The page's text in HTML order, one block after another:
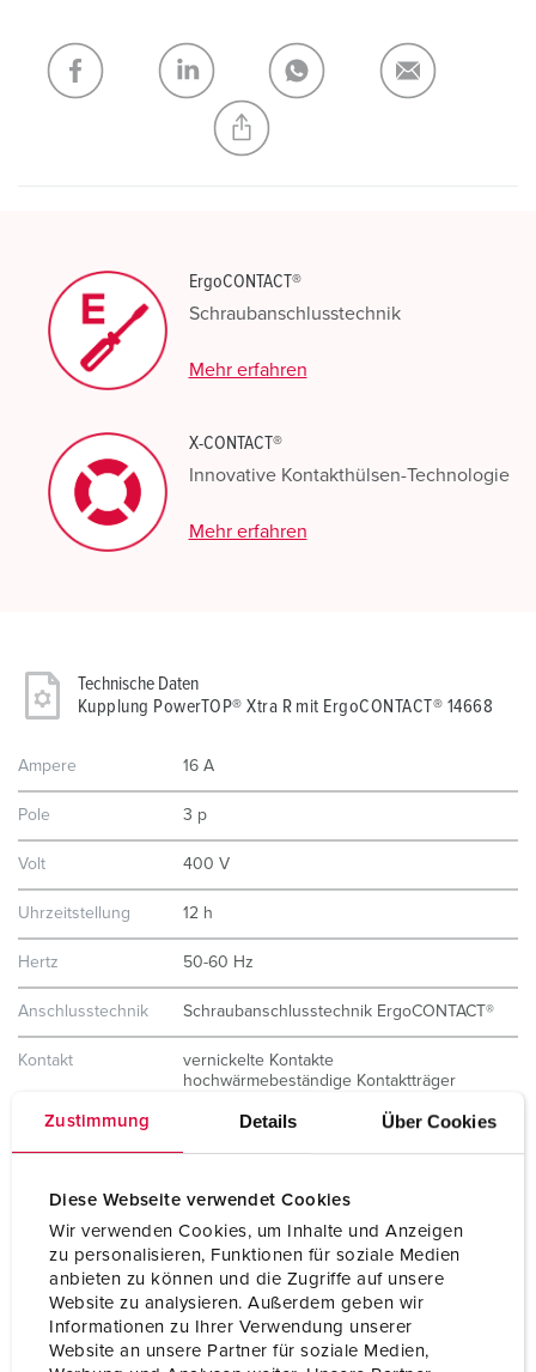
Zustimmung Details Über Cookies
Diese Webseite verwendet Cookies
Wir verwenden Cookies, um Inhalte und Anzeigen
zu personalisieren, Funktionen für soziale Medien
anbieten zu können und die Zugriffe auf unsere
Website zu analysieren. Außerdem geben wir
Informationen zu Ihrer Verwendung unserer
Website an unsere Partner für soziale Medien,
Meine Liste (0) HINZUFÜGEN
NEUE LISTE ERSTELLEN
ErgoCONTACT®
Schraubanschlusstechnik
Mehr erfahren
X-CONTACT®
Innovative Kontakthülsen-Technologie
Mehr erfahren
Technische Daten
Kupplung PowerTOP® Xtra R mit ErgoCONTACT® 14668
Ampere 16 A
Pole 3 p
Volt 400 V
Uhrzeitstellung 12 h
Hertz 50-60 Hz
Anschlusstechnik Schraubanschlusstechnik ErgoCONTACT®
Kontakt
vernickelte Kontakte
hochwärmebeständige Kontaktträger
Schutzart IP67 / IP69
Gewicht 240 g
Prüfzeichen
CB Zertifikat